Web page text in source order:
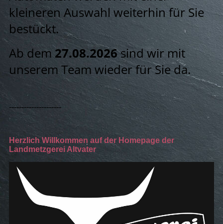
kleineren Auswahl weiterhin für Sie
bestückt.
Ab dem 27.08.2026sind wir mit
unserem Team wieder für Sie da.
---------------------
Herzlich Willkommen auf der Homepage der
Landmetzgerei Altvater